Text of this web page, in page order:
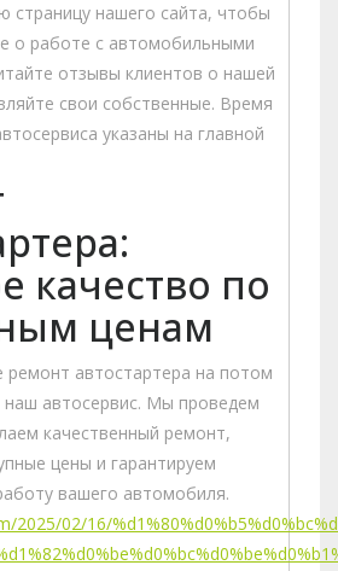
страницу нашего сайта, чтобы
о работе с автомобильными
отзывы клиентов о нашей
свои собственные. Время
указаны на главной
качество по
ценам
ремонт автостартера на потом
автосервис. Мы проведем
качественный ремонт,
цены и гарантируем
вашего автомобиля.
2025/02/16/